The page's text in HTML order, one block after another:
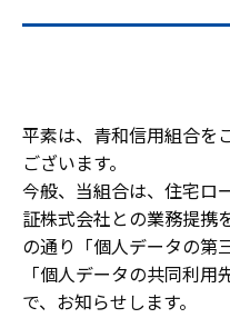
平素は、青和信用組合を
ございます。
今般、当組合は、住宅ロ
証株式会社との業務提携
の通り「個人データの第
「個人データの共同利
で、お知らせします。